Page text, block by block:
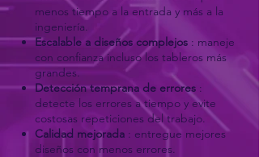
menos tiempo a la entrada y más a la
ingeniería.
Escalable a diseños complejos : maneje
con confianza incluso los tableros más
grandes.
Detección temprana de errores :
detecte los errores a tiempo y evite
costosas repeticiones del trabajo.
Calidad mejorada : entregue mejores
diseños con menos errores.